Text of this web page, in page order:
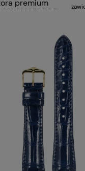
premium
ALLIGATOR